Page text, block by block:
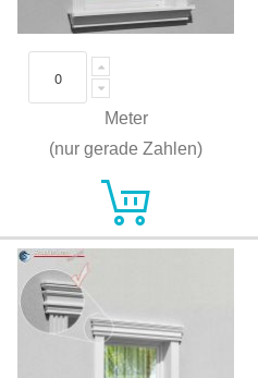
Meter
(nur gerade Zahlen)